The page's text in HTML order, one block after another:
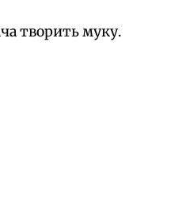
творить муку.